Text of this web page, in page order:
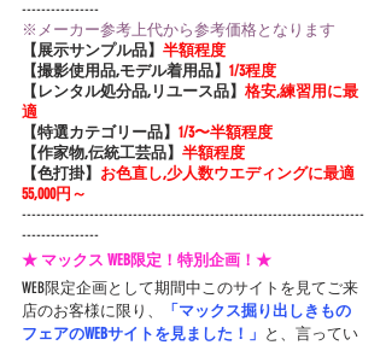
----------------
※メーカー参考上代から参考価格となります
【展示サンプル品】 半額程度
【撮影使用品,モデル着用品】 1/3程度
【レンタル処分品,リユース品】 格安,練習用に最
適
【特選カテゴリー品】 1/3〜半額程度
【作家物,伝統工芸品】 半額程度
【色打掛】 お色直し,少人数ウエディングに最適
55,000円～
-----------------------------------------------------------------------
----------------
★ マックス WEB限定！特別企画！★
WEB限定企画として期間中このサイトを見てご来
店のお客様に限り、
「マックス掘り出しきもの
フェアのWEBサイトを見ました！」 と、言ってい